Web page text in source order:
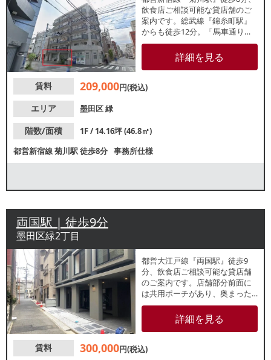
飲食店ご相談可能な貸店舗のご
案内です。総武線『錦糸町駅』
からも徒歩12分。「馬車通り」
沿いの１階。周辺は住宅と会社
が多い環境。前テナントは事務
所。業種等お気軽にお問い合わ
詳細を見る
賃料 209,000円(税込)
エリア
墨田区緑
階数/面積
1F / 14.16坪 (46.8㎡)
都営新宿線菊川駅徒歩8分 事務所仕様
両国駅 | 徒歩9分
墨田区緑2丁目
都営大江戸線『両国駅』徒歩9
分、飲食店ご相談可能な貸店舗
のご案内です。店舗部分前面に
は共用ポーチがあり、奥まった
見た目です。近隣に住宅が多
く、小学校や公園等もあること
から、ファミリー層をはじめと
るエリアになります。詳細はレ
詳細を見る
賃料 300,000円(税込)